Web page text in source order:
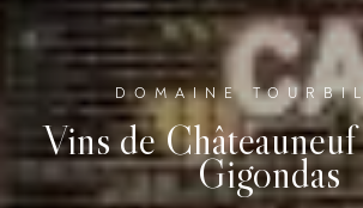
DOMAINE
Vins de
Gigondas